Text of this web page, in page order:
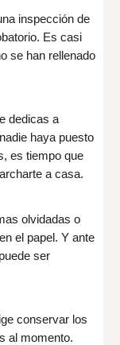
inspección de
Es casi
se han rellenado
dedicas a
haya puesto
es tiempo que
a casa.
olvidadas o
el papel. Y ante
ser
conservar los
al momento.